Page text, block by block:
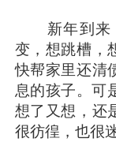
新年到来，
变，想跳槽，
快帮家里还清
息的孩子。可
想了又想，还
很彷徨，也很